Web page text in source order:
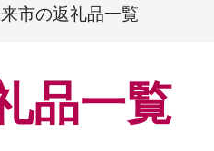
市の返礼品一覧
品一覧